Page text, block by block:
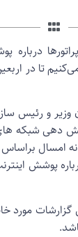
درباره
تا در
و رئیس
دهی شبکه های
براساس
پوشش اینترنت
مورد